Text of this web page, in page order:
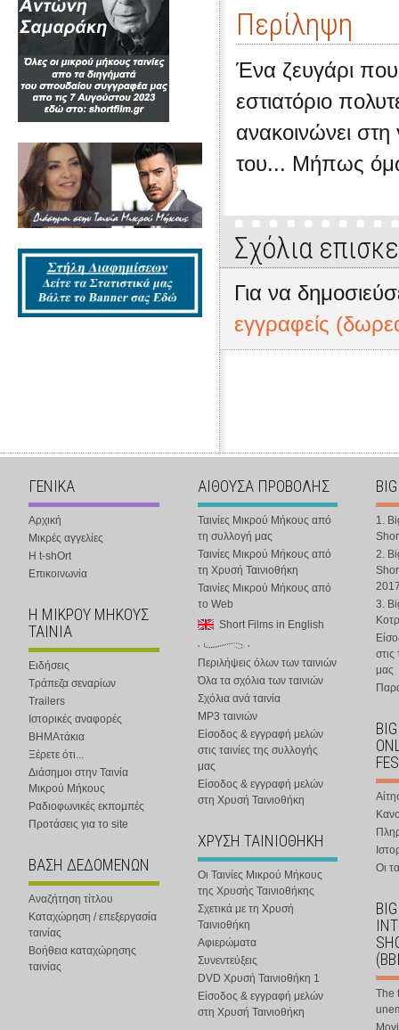
Περίληψη
Ένα ζευγάρι
εστιατόριο
ανακοινώνει
του... Μήπως
Σχόλια
Για να
εγγραφείς
ΓΕΝΙΚΑ
Αρχική
Μικρές αγγελίες
Η t-shOrt
Επικοινωνία
Η ΜΙΚΡΟΥ ΜΗΚΟΥΣ
ΤΑΙΝΙΑ
Ειδήσεις
Τράπεζα σεναρίων
Trailers
Ιστορικές αναφορές
ΒΗΜΑτάκια
Ξέρετε ότι...
Διάσημοι στην Ταινία
Μικρού Μήκους
Ραδιοφωνικές εκπομπές
Προτάσεις για το site
ΒΑΣΗ ΔΕΔΟΜΕΝΩΝ
Αναζήτηση τίτλου
Καταχώρηση / επεξεργασία
ταινίας
Βοήθεια καταχώρησης
ταινίας
ΑΙΘΟΥΣΑ ΠΡΟΒΟΛΗΣ
Ταινίες Μικρού Μήκους από
τη συλλογή μας
Ταινίες Μικρού Μήκους από
τη Χρυσή Ταινιοθήκη
Ταινίες Μικρού Μήκους από
το Web
Short Films in English
Περιλήψεις όλων των ταινιών
Όλα τα σχόλια των ταινιών
Σχόλια ανά ταινία
MP3 ταινιών
Είσοδος & εγγραφή μελών
στις ταινίες της συλλογής
μας
Είσοδος & εγγραφή μελών
στη Χρυσή Ταινιοθήκη
ΧΡΥΣΗ ΤΑΙΝΙΟΘΗΚΗ
Οι Ταινίες Μικρού Μήκους
της Χρυσής Ταινιοθήκης
Σχετικά με τη Χρυσή
Ταινιοθήκη
Αφιερώματα
Συνεντεύξεις
DVD Χρυσή Ταινιοθήκη 1
Είσοδος & εγγραφή μελών
στη Χρυσή Ταινιοθήκη
1.
2.
3.
στις
μας
Οι
The